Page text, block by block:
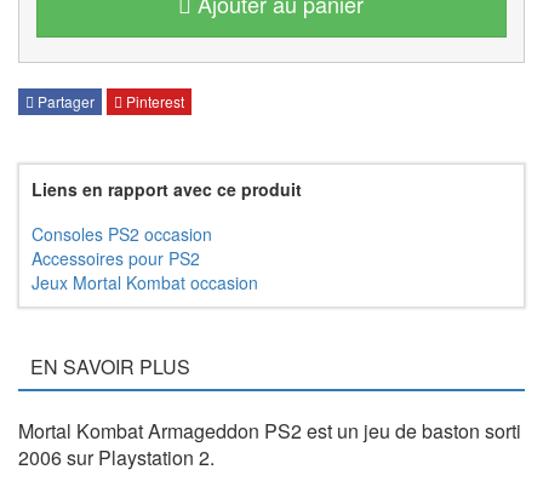
Partager Pinterest
Liens en rapport avec ce produit
Consoles PS2 occasion
Accessoires pour PS2
Jeux Mortal Kombat occasion
EN SAVOIR PLUS
Mortal Kombat Armageddon PS2 est un jeu de baston sorti
2006 sur Playstation 2.